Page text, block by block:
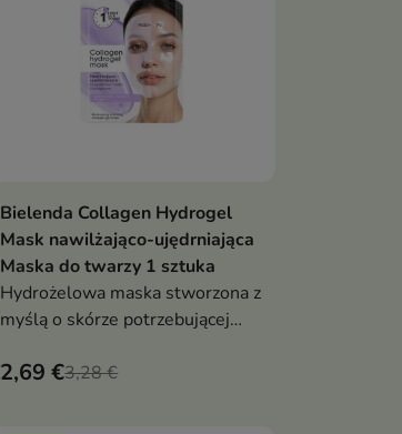
Dodaj do koszyka
Bielenda Collagen Hydrogel
Mask nawilżająco-ujędrniająca
Maska do twarzy 1 sztuka
Hydrożelowa maska stworzona z
myślą o skórze potrzebującej
poprawy jędrności.
2,69 €3,28 €